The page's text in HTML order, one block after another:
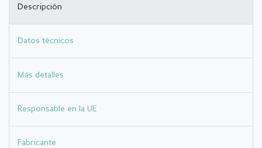
Descripción
Datos técnicos
Más detalles
Responsable en la UE
Fabricante